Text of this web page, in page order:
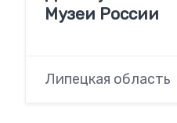
Музеи России
Липецкая область